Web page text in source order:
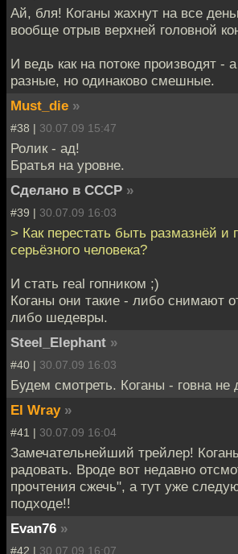
Ай, бля! Коганы жахнут на все
вообще отрыв верхней головной
И ведь как на потоке производят
разные, но одинаково смешные.
Must_die »
#38 | 30.07.09 15:47
Ролик - ад!
Братья на уровне.
Сделано в СССР »
#39 | 30.07.09 16:03
> Как перестать быть размазнёй и
серьёзного человека?
И стать real гопником ;)
Коганы они такие - либо снимают
либо шедевры.
Steel_Elephant »
#40 | 30.07.09 16:03
Будем смотреть. Коганы - говна не
El Wray »
#41 | 30.07.09 16:04
Замечательнейший трейлер!
радовать. Вроде вот недавно
прочтения сжечь", а тут уже
подходе!!
Evan76 »
#42 | 30.07.09 16:07